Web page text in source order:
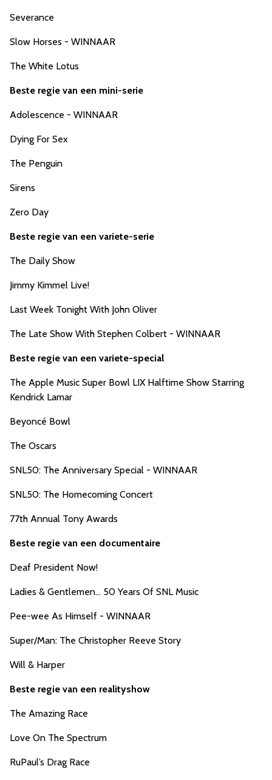
Severance
Slow Horses - WINNAAR
The White Lotus
Beste regie van een mini-serie
Adolescence - WINNAAR
Dying For Sex
The Penguin
Sirens
Zero Day
Beste regie van een variete-serie
The Daily Show
Jimmy Kimmel Live!
Last Week Tonight With John Oliver
The Late Show With Stephen Colbert - WINNAAR
Beste regie van een variete-special
The Apple Music Super Bowl LIX Halftime Show Starring
Kendrick Lamar
Beyoncé Bowl
The Oscars
SNL50: The Anniversary Special - WINNAAR
SNL50: The Homecoming Concert
77th Annual Tony Awards
Beste regie van een documentaire
Deaf President Now!
Ladies & Gentlemen… 50 Years Of SNL Music
Pee-wee As Himself - WINNAAR
Super/Man: The Christopher Reeve Story
Will & Harper
Beste regie van een realityshow
The Amazing Race
Love On The Spectrum
RuPaul’s Drag Race